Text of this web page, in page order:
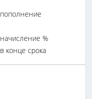
пополнение
начисление %
в конце срока